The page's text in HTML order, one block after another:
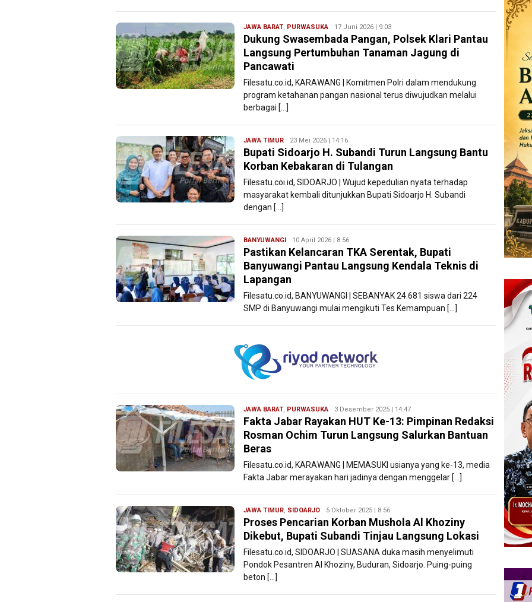
JAWA BARAT, PURWASUKA Ryan
Karawang
17 Juni 2026 | 9:03
Dukung Swasembada Pangan, Polsek Klari Pantau
Langsung Pertumbuhan Tanaman Jagung di
Pancawati
Filesatu.co.id, KARAWANG | Komitmen Polri dalam mendukung
program ketahanan pangan nasional terus diwujudkan melalui
berbagai […]
JAWA TIMUR Ryan
Karawang
23 Mei 2026 | 14:16
Bupati Sidoarjo H. Subandi Turun Langsung Bantu
Korban Kebakaran di Tulangan
Filesatu.coi.id, SIDOARJO | Wujud kepedulian nyata terhadap
masyarakat kembali ditunjukkan Bupati Sidoarjo H. Subandi
dengan […]
BANYUWANGI
Ryan
Karawang
10 April 2026 | 8:56
Pastikan Kelancaran TKA Serentak, Bupati
Banyuwangi Pantau Langsung Kendala Teknis di
Lapangan
Filesatu.co.id, BANYUWANGI | SEBANYAK 24.681 siswa dari 224
SMP di Banyuwangi mulai mengikuti Tes Kemampuan […]
JAWA BARAT, PURWASUKA Ryan
Karawang
3 Desember 2025 | 14:47
Fakta Jabar Rayakan HUT Ke-13: Pimpinan Redaksi
Rosman Ochim Turun Langsung Salurkan Bantuan
Beras
Filesatu.co.id, KARAWANG | MEMASUKI usianya yang ke-13, media
Fakta Jabar merayakan hari jadinya dengan menggelar […]
JAWA TIMUR, SIDOARJO Ryan
Karawang
5 Oktober 2025 | 8:56
Proses Pencarian Korban Mushola Al Khoziny
Dikebut, Bupati Subandi Tinjau Langsung Lokasi
Filesatu.co.id, SIDOARJO | SUASANA duka masih menyelimuti
Pondok Pesantren Al Khoziny, Buduran, Sidoarjo. Puing-puing
beton […]